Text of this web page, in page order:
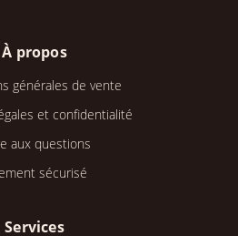
À propos
générales de vente
et confidentialité
aux questions
sécurisé
Services